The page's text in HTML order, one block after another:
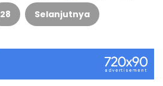
28 Selanjutnya